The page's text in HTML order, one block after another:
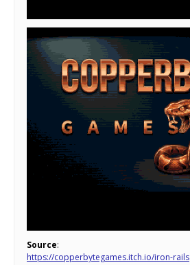
Source:
https://copperbytegames.itch.io/iron-rails